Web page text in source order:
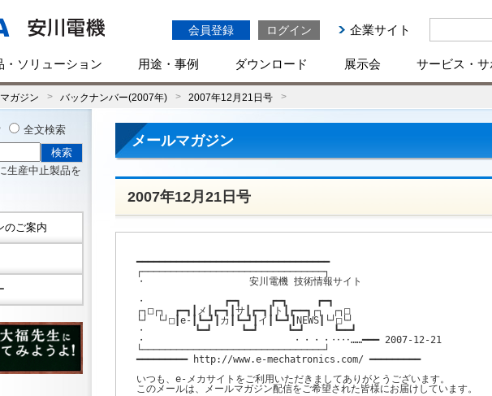
会員登録 ログイン 企業サイト
・ソリューション 用途・事例 ダウンロード 展示会 サービス・
ガジン バックナンバー(2007年) 2007年12月21日号
メールマガジン
2007年12月21日号
━━━━━━━━━━━━━━━━━━━━━━━━━━━━━━━━━━
┌────────────────────────────────┐
・　　　　　　　　　　 安川電機 技術情報サイト
・　　　　　　　　┏━┓　　　┏━┓　　　┏━┓
┌┐□┌┐　┏━┓┃メ┃┏━┓┃サ┃┏━┓┃ト┃┏━━┓┌┐　┌┐□
└┘　└┘□┃e-┃┗━┛┃カ┃┗━┛┃イ┃┗━┛┃NEWS┃└┘□└┘
・　　　　　┗━┛　　　┗━┛　　　┗━┛　　　┗━━┛
・　　　　　　　　　　　　　　　・・・・‥‥……━━━ 2007-12-21
└────────────────────────────────┘
━━━━━━━━━ http://www.e-mechatronics.com/ ━━━━━━━━━
いつも、e-メカサイトをご利用いただきましてありがとうございます。
このメールは、メールマガジン配信をご希望された皆様にお届けしています。
全文検索
生産中止製品を
のご案内